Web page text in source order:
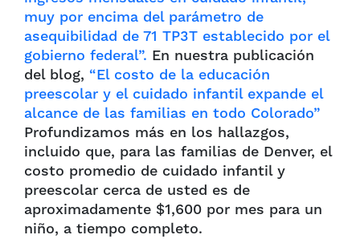
muy por encima del parámetro de
asequibilidad de 71 TP3T establecido por el
gobierno federal”. En nuestra publicación
del blog, “El costo de la educación
preescolar y el cuidado infantil expande el
alcance de las familias en todo Colorado”
Profundizamos más en los hallazgos,
incluido que, para las familias de Denver, el
costo promedio de cuidado infantil y
preescolar cerca de usted es de
aproximadamente $1,600 por mes para un
niño, a tiempo completo.